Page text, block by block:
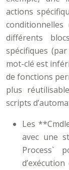
actions
conditionnelles
différents
spécifiques
mot-clé est
de fonctions
plus
scripts
Les
avec une
Process`